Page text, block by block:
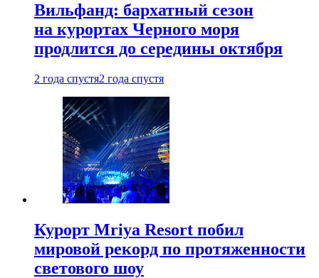
Вильфанд: бархатный сезон
на курортах Черного моря
продлится до середины октября
2 года спустя2 года спустя
Курорт Mriya Resort побил
мировой рекорд по протяженности
светового шоу